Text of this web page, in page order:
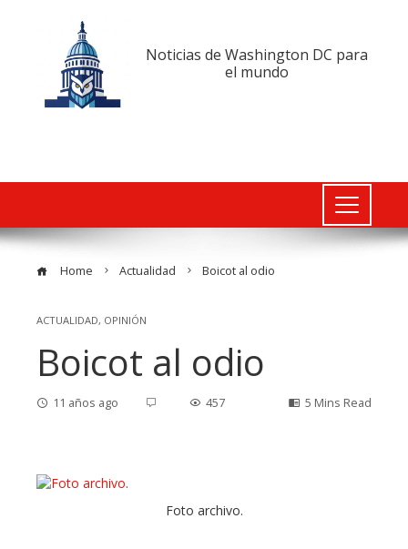
Noticias de Washington DC para
el mundo
Home Actualidad Boicot al odio
ACTUALIDAD, OPINIÓN
Boicot al odio
11 años ago 457 5 Mins Read
Foto archivo.